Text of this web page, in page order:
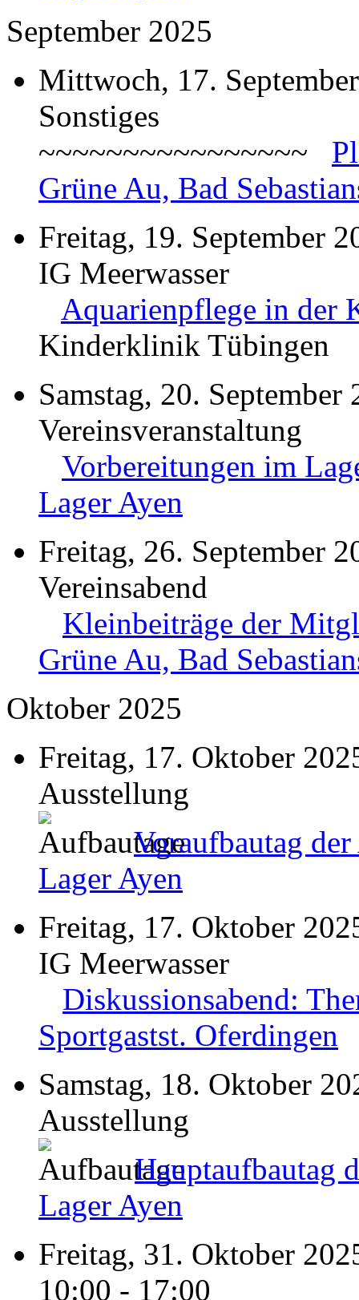
September 2025
Mittwoch, 17.
Sonstiges
~~~~~~~~~~~~~~~~
Grüne Au, Bad
Freitag, 19. September
IG Meerwasser
Aquarienpflege in der
Kinderklinik Tübingen
Samstag, 20. September
Vereinsveranstaltung
Vorbereitungen im
Lager Ayen
Freitag, 26. September
Vereinsabend
Kleinbeiträge der
Grüne Au, Bad
Oktober 2025
Freitag, 17. Oktober
Ausstellung
Voraufbautag
Lager Ayen
Freitag, 17. Oktober
IG Meerwasser
Diskussionsabend:
Sportgastst. Oferdingen
Samstag, 18. Oktober
Ausstellung
Hauptaufbautag
Lager Ayen
Freitag, 31. Oktober
10:00 - 17:00